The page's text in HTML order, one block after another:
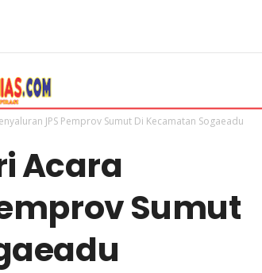
JPS Pemprov Sumut Di Kecamatan Sogaeadu
Acara
Sumut